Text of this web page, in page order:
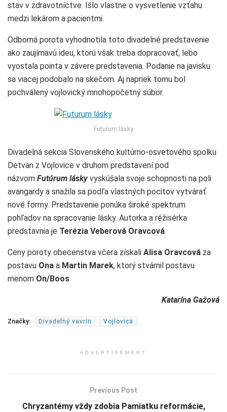
stav v zdravotníctve. Išlo vlastne o vysvetlenie vzťahu
medzi lekárom a pacientmi.
Odborná porota vyhodnotila toto divadelné predstavenie
ako zaujímavú ideu, ktorú však treba dopracovať, lebo
vyostala pointa v závere predstavenia. Podanie na javisku
sa viacej podobalo na skečom. Aj napriek tomu bol
pochválený vojlovický mnohopočetný súbor.
Futurum lásky
Divadelná sekcia Slovenského kultúrno-osvetového spolku
Detvan z Vojlovice v druhom predstavení pod
názvom Futúrum lásky vyskúšala svoje schopnosti na poli
avangardy a snažila sa podľa vlastných pocitov vytvárať
nové formy. Predstavenie ponúka široké spektrum
pohľadov na spracovanie lásky. Autorka a réžisérka
predstavnia je Terézia Veberová Oravcová.
Ceny poroty obecenstva včera získali Alisa Oravcová za
postavu Ona a Martin Marek, ktorý stvárnil postavu
menom On/Boos.
Katarína Gažová
Značky: Divadelný vavrín Vojlovica
ADVERTISEMENT
Previous Post
Chryzantémy vždy zdobia Pamiatku reformácie,